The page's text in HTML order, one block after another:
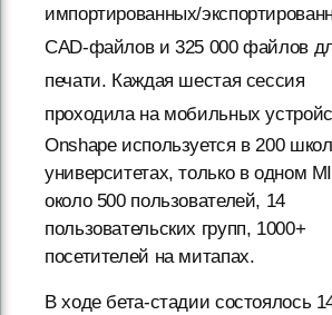
импортированных/
CAD-файлов и 325 000 файлов
печати. Каждая шестая сессия
проходила на мобильных
Onshape используется в 200
университетах, только в одном
около 500 пользователей, 14
пользовательских групп, 1000+
посетителей на митапах.
В ходе бета-стадии состоялось